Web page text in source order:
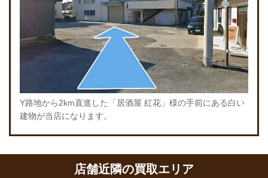
Y路地から2km直進した「居酒屋 紅花」様の手前にある白い
建物が当店になります。
店舗近隣の買取エリア